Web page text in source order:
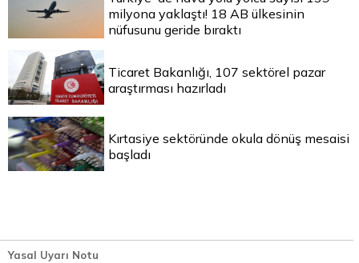
milyona yaklaştı! 18 AB ülkesinin
nüfusunu geride bıraktı
Ticaret Bakanlığı, 107 sektörel pazar
araştırması hazırladı
Kırtasiye sektöründe okula dönüş mesaisi
başladı
Yasal Uyarı Notu